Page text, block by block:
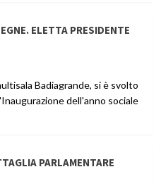
ELETTA PRESIDENTE
Badiagrande, si è svolto
dell'anno sociale
PARLAMENTARE